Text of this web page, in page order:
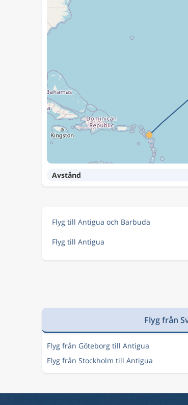
Avstånd
Flyg till Antigua och Barbuda
Flyg till Antigua
Flyg från
Flyg från Göteborg till Antigua
Flyg från Stockholm till Antigua